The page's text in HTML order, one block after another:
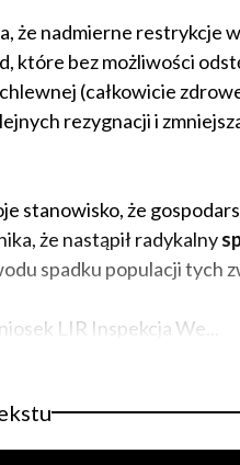
że nadmierne restrykcje
które bez możliwości
(całkowicie
rezygnacji i
stanowisko, że
że nastąpił radykalny
spadku populacji tych
LIR Inspekcja We...